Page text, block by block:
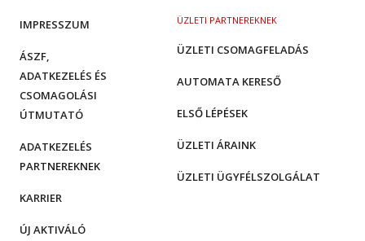
ÜZLETI PARTNEREKNEK
ÜZLETI CSOMAGFELADÁS
AUTOMATA KERESŐ
ELSŐ LÉPÉSEK
ÜZLETI ÁRAINK
ÜZLETI ÜGYFÉLSZOLGÁLAT
IMPRESSZUM
ÁSZF,
ADATKEZELÉS ÉS
CSOMAGOLÁSI
ÚTMUTATÓ
ADATKEZELÉS
PARTNEREKNEK
KARRIER
ÚJ AKTIVÁLÓ